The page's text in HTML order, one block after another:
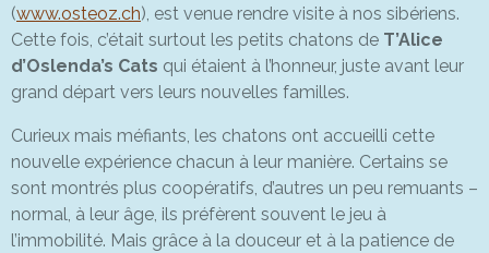
(www.osteoz.ch), est venue rendre visite à nos sibériens.
Cette fois, c’était surtout les petits chatons de T’Alice
d’Oslenda’s Cats qui étaient à l’honneur, juste avant leur
grand départ vers leurs nouvelles familles.
Curieux mais méfiants, les chatons ont accueilli cette
nouvelle expérience chacun à leur manière. Certains se
sont montrés plus coopératifs, d’autres un peu remuants –
normal, à leur âge, ils préfèrent souvent le jeu à
l’immobilité. Mais grâce à la douceur et à la patience de